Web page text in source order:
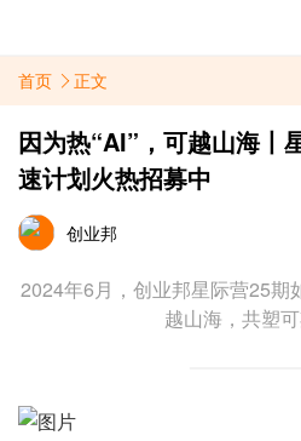
首页 正文
因为热“AI”，可越山海丨
速计划火热招募中
创业邦
2024年6月，创业邦星际营25期
越山海，共塑